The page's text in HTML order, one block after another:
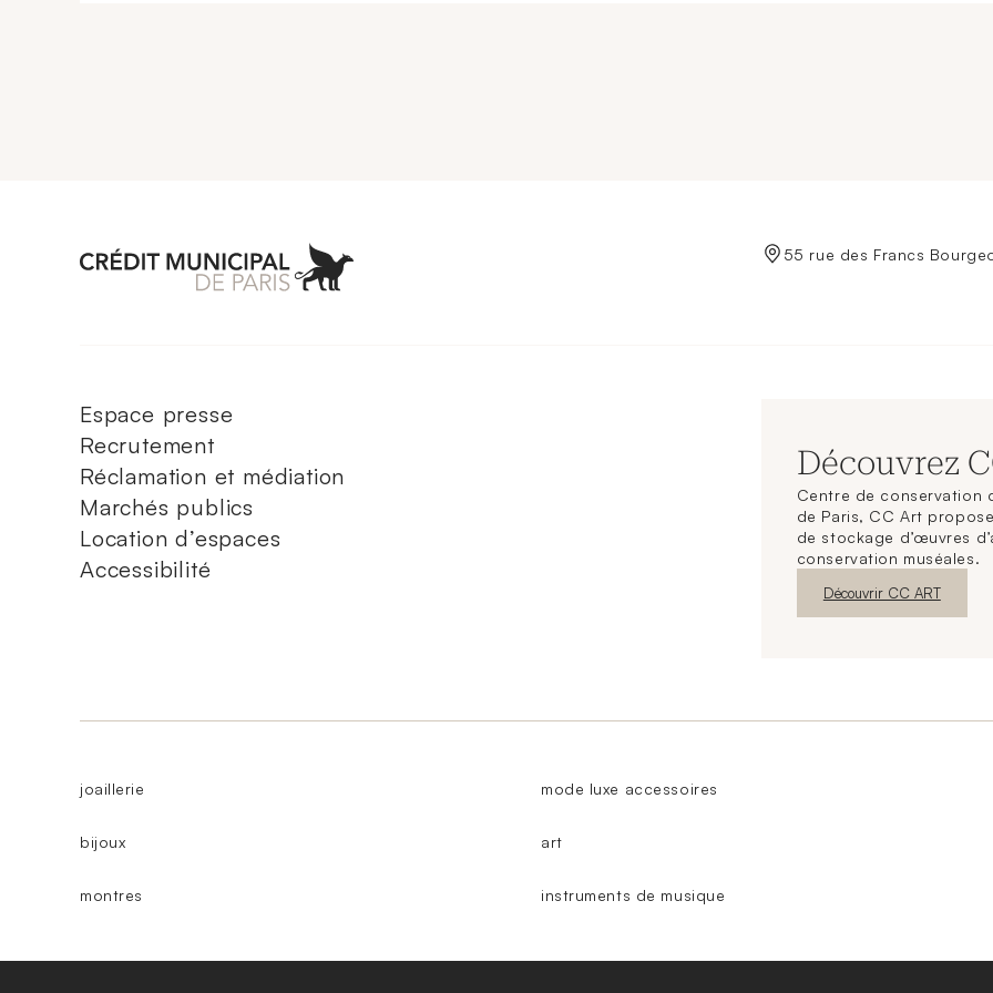
Aller à l'accueil de Crédit Municipal de Paris 55 rue des Francs
Espace presse
Recrutement
Réclamation et médiation
Marchés publics
Location d’espaces
Accessibilité
Découvrez
Centre de conservation
de Paris, CC Art
de stockage d’œuvres
conservation muséales.
Nouvelle fenêtre
Découvrir CC ART
joaillerie
bijoux
montres
mode luxe accessoires
art
instruments de musique